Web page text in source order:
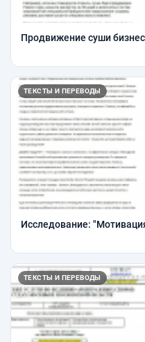
Продвижение суши
ТЕКСТЫ И ПЕРЕВОДЫ
Исследование:
ТЕКСТЫ И ПЕРЕВОДЫ